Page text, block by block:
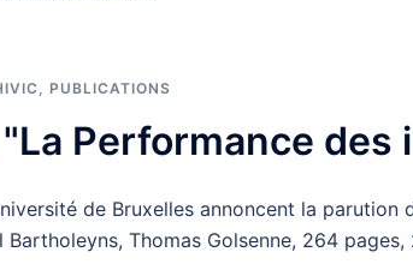
, PUBLICATIONS
Performance des
de Bruxelles annoncent la parution
Bartholeyns, Thomas Golsenne, 264 pages,